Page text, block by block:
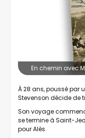
En chemin avec
À 28 ans, poussé par
Stevenson décide de
Son voyage
se termine à Saint-
pour Alès.